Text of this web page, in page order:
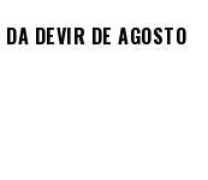
DEVIR DE AGOSTO